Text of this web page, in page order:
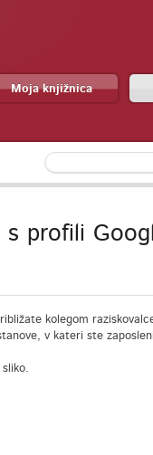
Moja knjižnica
profili
kolegom
v kateri ste